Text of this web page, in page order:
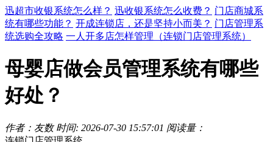
迅超市收银系统怎么样？ 迅收银系统怎么收费？ 门店商城系
统有哪些功能？ 开成连锁店，还是坚持小而美？ 门店管理系
统选购全攻略 一人开多店怎样管理（连锁门店管理系统）
母婴店做会员管理系统有哪些
好处？
作者：友数 时间: 2026-07-30 15:57:01 阅读量：